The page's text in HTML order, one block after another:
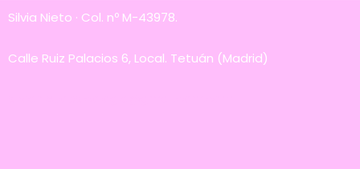
Silvia Nieto · Col. nº M-43978.
Calle Ruiz Palacios 6, Local. Tetuán (Madrid)